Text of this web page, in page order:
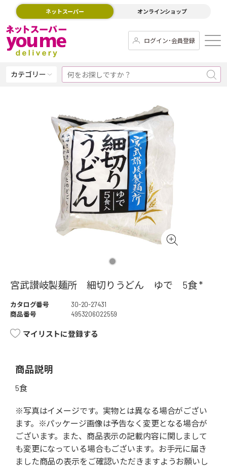
ネットスーパー オンラインショップ
ログイン･会員登録
カテゴリー
宮武讃岐製麺所 細切りうどん ゆで 5食 *
カタログ番号
30-20-27431
商品番号
4953206022559
マイリストに登録する
商品説明
5食
※写真はイメージです。実物とは異なる場合がござい
ます。※パッケージ画像は予告なく変更となる場合が
ございます。また、商品表示の記載内容に関しまして
も変更になっている場合もございます。お手元に届き
ました商品の表示をご確認いただきますようお願いし